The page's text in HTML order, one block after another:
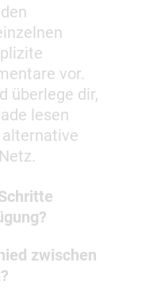
vor.
überlege dir,
lesen
zwischen